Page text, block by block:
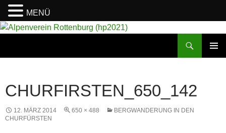
CHURFIRSTEN_650_142
12. MÄRZ 2014 650 × 488
BERGWANDERUNG IN DEN
CHURFÜRSTEN
MENÜ